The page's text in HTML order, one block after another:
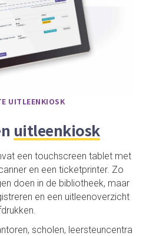
UITLEENKIOSK
uitleenkiosk
een touchscreen tablet met
en een ticketprinter. Zo
doen in de bibliotheek, maar
en een uitleenoverzicht
scholen, leersteuncentra